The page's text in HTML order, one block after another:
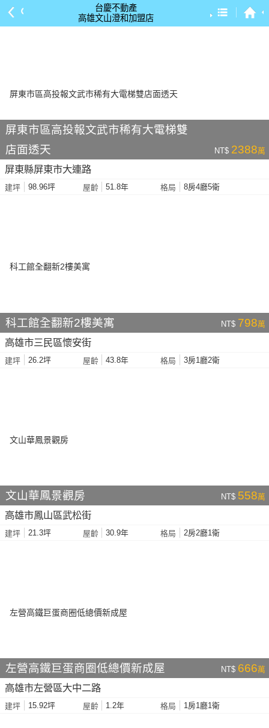
台慶不動產
高雄文山澄和加盟店
依降幅 高 → 低
依土地坪數 大 → 小
屏東市區高投報文武市稀有大電梯雙
店面透天
NT$ 2388萬
屏東縣屏東市大連路
建坪 98.96坪 屋齡 51.8年 格局 8房4廳5衛
科工館全翻新2樓美寓 NT$ 798萬
高雄市三民區懷安街
建坪 26.2坪 屋齡 43.8年 格局 3房1廳2衛
文山華鳳景觀房 NT$ 558萬
高雄市鳳山區武松街
建坪 21.3坪 屋齡 30.9年 格局 2房2廳1衛
左營高鐵巨蛋商圈低總價新成屋 NT$ 666萬
高雄市左營區大中二路
建坪 15.92坪 屋齡 1.2年 格局 1房1廳1衛